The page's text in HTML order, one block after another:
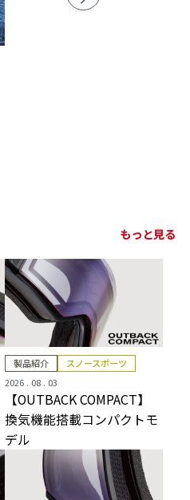
もっと見る
製品紹介
スノースポーツ
2026 . 08 . 03
【OUTBACK COMPACT】
換気機能搭載コンパクトモ
デル